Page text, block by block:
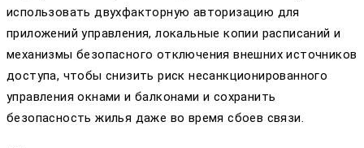
использовать двухфакторную авторизацию для
приложений управления, локальные копии расписаний и
механизмы безопасного отключения внешних источников
доступа, чтобы снизить риск несанкционированного
управления окнами и балконами и сохранить
безопасность жилья даже во время сбоев связи.